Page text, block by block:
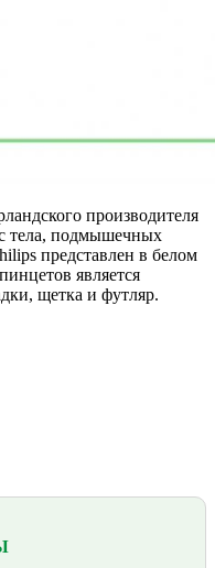
производителя
тела, подмышечных
представлен в белом
является
щетка и футляр.